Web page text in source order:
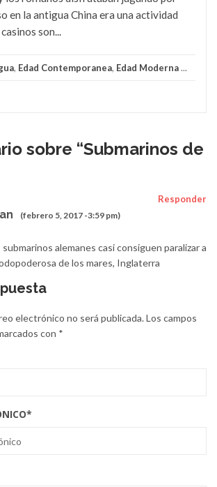
en la antigua China era una actividad
son...
, Edad Contemporanea, Edad Moderna...
sobre “Submarinos de
(febrero 5, 2017 -3:59 pm)
Responder
submarinos alemanes casi consiguen paralizar a
de los mares, Inglaterra
electrónico no será publicada.Los campos
con *
*